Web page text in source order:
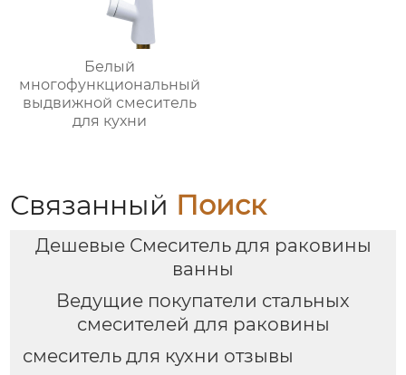
Белый
многофункциональный
выдвижной смеситель
для кухни
Связанный Поиск
Дешевые Смеситель для раковины
ванны
Ведущие покупатели стальных
смесителей для раковины
смеситель для кухни отзывы